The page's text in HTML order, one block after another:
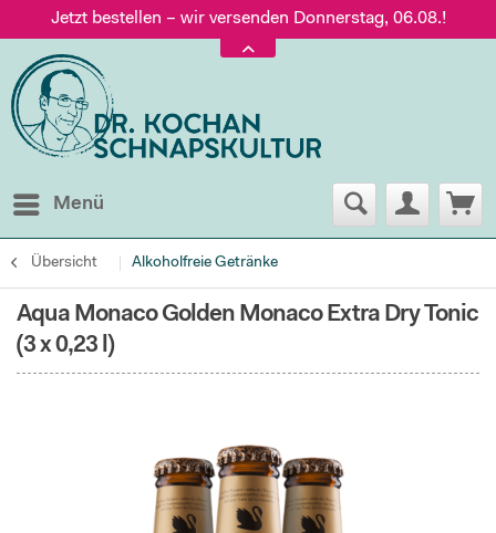
Jetzt bestellen – wir versenden Donnerstag, 06.08.!
Versand nur 5,60 €, gratis ab 95 € Warenwert
Jetzt bestellen – wir versenden Donnerstag, 06.08.!
Menü
Übersicht Alkoholfreie Getränke
Aqua Monaco Golden Monaco Extra Dry Tonic
(3 x 0,23 l)